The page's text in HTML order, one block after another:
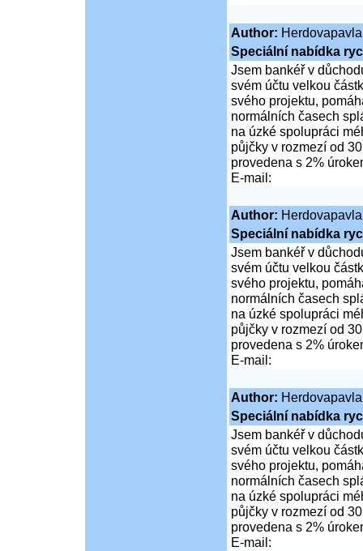
Author: Herdovapavla
Speciální nabídka
Jsem bankéř v
svém účtu velkou
svého projektu,
normálních časech
na úzké spolupráci
půjčky v rozmezí od
provedena s 2%
E-mail:
Author: Herdovapavla
Speciální nabídka
Jsem bankéř v
svém účtu velkou
svého projektu,
normálních časech
na úzké spolupráci
půjčky v rozmezí od
provedena s 2%
E-mail:
Author: Herdovapavla
Speciální nabídka
Jsem bankéř v
svém účtu velkou
svého projektu,
normálních časech
na úzké spolupráci
půjčky v rozmezí od
provedena s 2%
E-mail: